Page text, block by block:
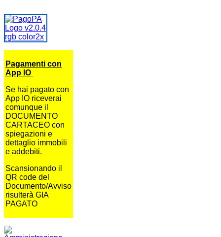
Pagamenti con
App IO
Se hai pagato con
App IO riceverai
comunque il
DOCUMENTO
CARTACEO con
spiegazioni e
dettaglio immobili
e addebiti.
Scansionando il
QR code del
Documento/Avviso
risulterà GIA
PAGATO